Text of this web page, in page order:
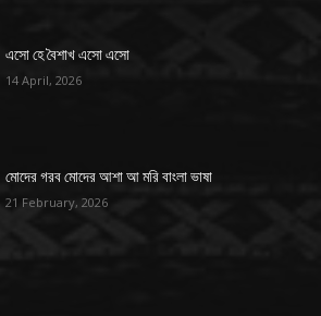
এসো হে বৈশাখ এসো এসো
14 April, 2026
মোদের গরব মোদের আশা আ মরি বাংলা ভাষা
21 February, 2026